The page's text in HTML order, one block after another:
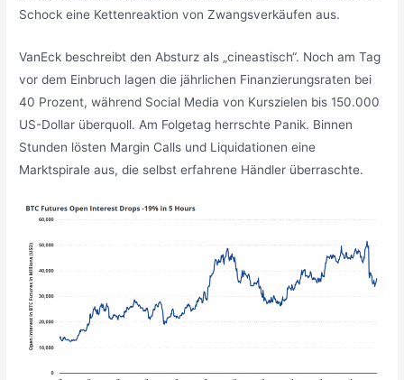
Schock eine Kettenreaktion von Zwangsverkäufen aus.
VanEck beschreibt den Absturz als „cineastisch“. Noch am Tag
vor dem Einbruch lagen die jährlichen Finanzierungsraten bei
40 Prozent, während Social Media von Kurszielen bis 150.000
US-Dollar überquoll. Am Folgetag herrschte Panik. Binnen
Stunden lösten Margin Calls und Liquidationen eine
Marktspirale aus, die selbst erfahrene Händler überraschte.